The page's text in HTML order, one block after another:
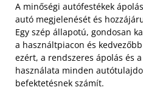
A minőségi autófestékek
autó megjelenését és
Egy szép állapotú, gondosan
a használtpiacon és
ezért, a rendszeres ápolás és
használata minden
befektetésnek számít.